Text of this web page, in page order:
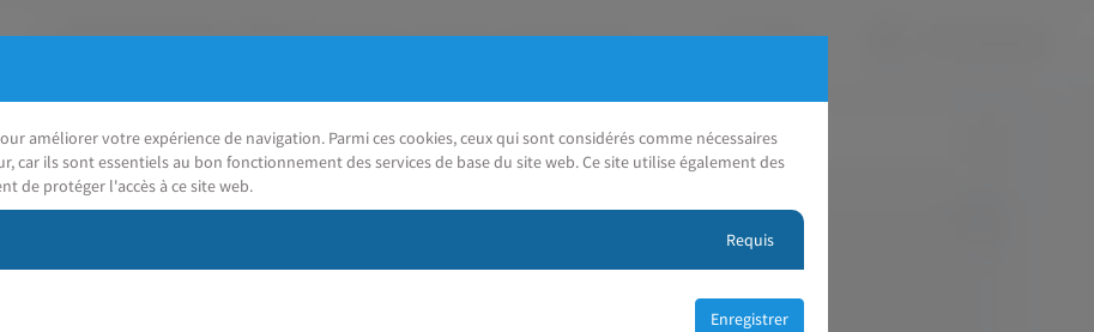
améliorer votre expérience de navigation. Parmi ces cookies, ceux qui sont considérés comme nécessaires
car ils sont essentiels au bon fonctionnement des services de base du site web. Ce site utilise également des
de protéger l'accès à ce site web.
Requis